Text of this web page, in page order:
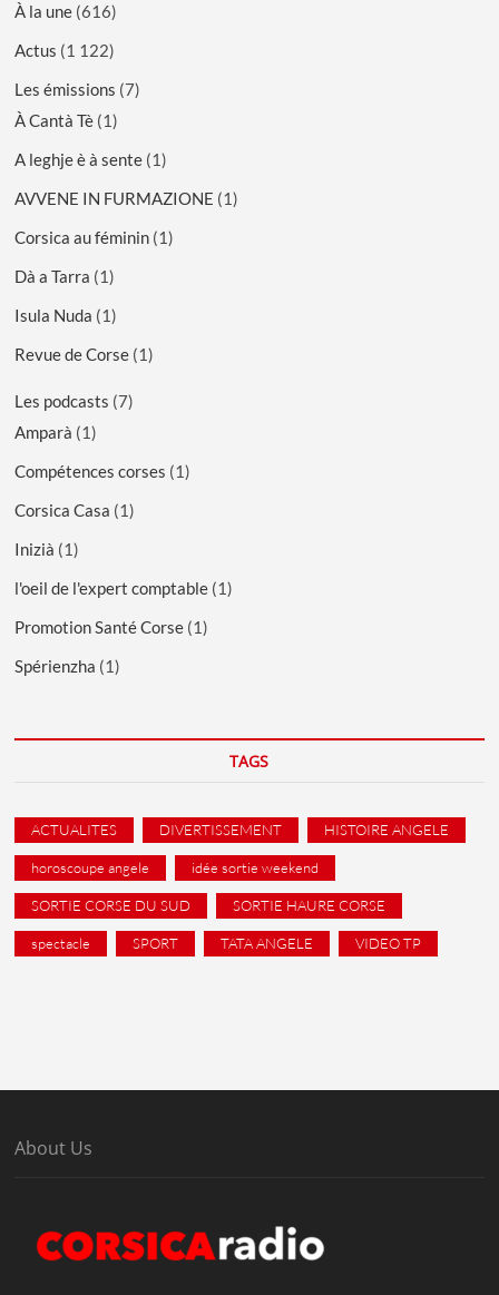
À la une (616)
Actus (1 122)
Les émissions (7)
À Cantà Tè (1)
A leghje è à sente (1)
AVVENE IN FURMAZIONE (1)
Corsica au féminin (1)
Dà a Tarra (1)
Isula Nuda (1)
Revue de Corse (1)
Les podcasts (7)
Amparà (1)
Compétences corses (1)
Corsica Casa (1)
Inizià (1)
l'oeil de l'expert comptable (1)
Promotion Santé Corse (1)
Spérienzha (1)
TAGS
ACTUALITES DIVERTISSEMENT HISTOIRE ANGELE
horoscoupe angele idée sortie weekend
SORTIE CORSE DU SUD SORTIE HAURE CORSE
spectacle SPORT TATA ANGELE VIDEO TP
About Us